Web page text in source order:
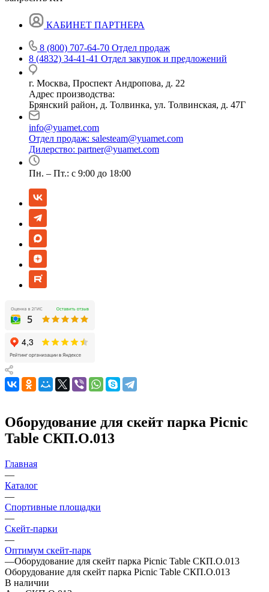
КАБИНЕТ ПАРТНЕРА
8 (800) 707-64-70 Отдел продаж
8 (4832) 34-41-41 Отдел закупок и предложений
г. Москва, Проспект Андропова, д. 22
Адрес производства:
Брянский район, д. Толвинка, ул. Толвинская, д. 47Г
info@yuamet.com
Отдел продаж: salesteam@yuamet.com
Дилерство: partner@yuamet.com
Пн. – Пт.: с 9:00 до 18:00
Оборудование для скейт парка Picnic
Table СКП.О.013
Главная
—
Каталог
—
Спортивные площадки
—
Скейт-парки
—
Оптимум скейт-парк
—Оборудование для скейт парка Picnic Table СКП.О.013
Оборудование для скейт парка Picnic Table СКП.О.013
В наличии